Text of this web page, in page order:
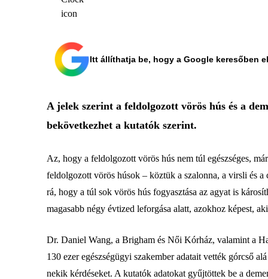
Itt állíthatja be, hogy a Google keresőben
A jelek szerint a feldolgozott vörös hús és a
bekövetkezhet a kutatók szerint.
Az, hogy a feldolgozott vörös hús nem túl egészséges,
feldolgozott vörös húsok – köztük a szalonna, a virsli és
rá, hogy a túl sok vörös hús fogyasztása az agyat is
magasabb négy évtized leforgása alatt, azokhoz képest,
Dr. Daniel Wang, a Brigham és Női Kórház, valamint a
130 ezer egészségügyi szakember adatait vették górcső
nekik kérdéseket. A kutatók adatokat gyűjtöttek be a